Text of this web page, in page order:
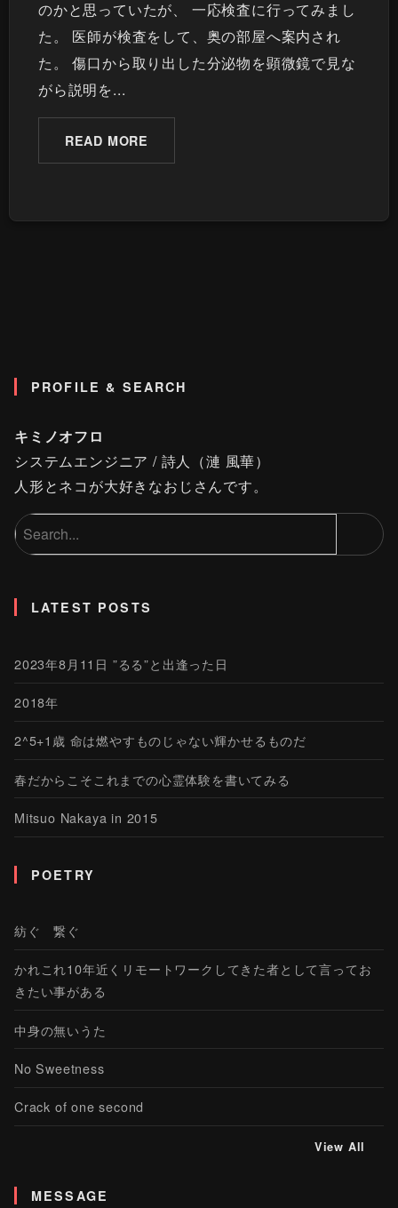
のかと思っていたが、 一応検査に行ってみまし
た。 医師が検査をして、奥の部屋へ案内され
た。 傷口から取り出した分泌物を顕微鏡で見な
がら説明を...
READ MORE
PROFILE & SEARCH
キミノオフロ
システムエンジニア / 詩人（漣 風華）
人形とネコが大好きなおじさんです。
LATEST POSTS
2023年8月11日 ”るる”と出逢った日
2018年
2^5+1歳 命は燃やすものじゃない輝かせるものだ
春だからこそこれまでの心霊体験を書いてみる
Mitsuo Nakaya in 2015
POETRY
紡ぐ 繋ぐ
かれこれ10年近くリモートワークしてきた者として言ってお
きたい事がある
中身の無いうた
No Sweetness
Crack of one second
View All
MESSAGE